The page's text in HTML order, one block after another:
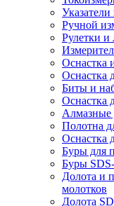
Ручной
Рулетки и
Оснастка
Оснастка
Биты и
Оснастка
Алмазные
Полотна
Оснастка
Буры для
Буры
Долота и
молотков
Долота